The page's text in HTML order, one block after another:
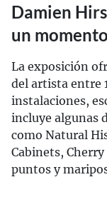
Damien
un
La exposición
del artista entre
instalaciones,
incluye algunas
como Natural
Cabinets,
puntos y